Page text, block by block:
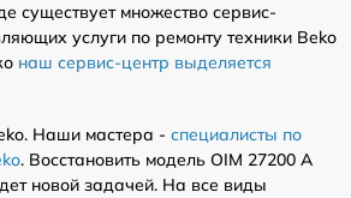
существует множество сервис-
услуги по ремонту техники Beko
наш сервис-центр выделяется
Наши мастера - специалисты по
. Восстановить модель OIM 27200 A
новой задачей. На все виды